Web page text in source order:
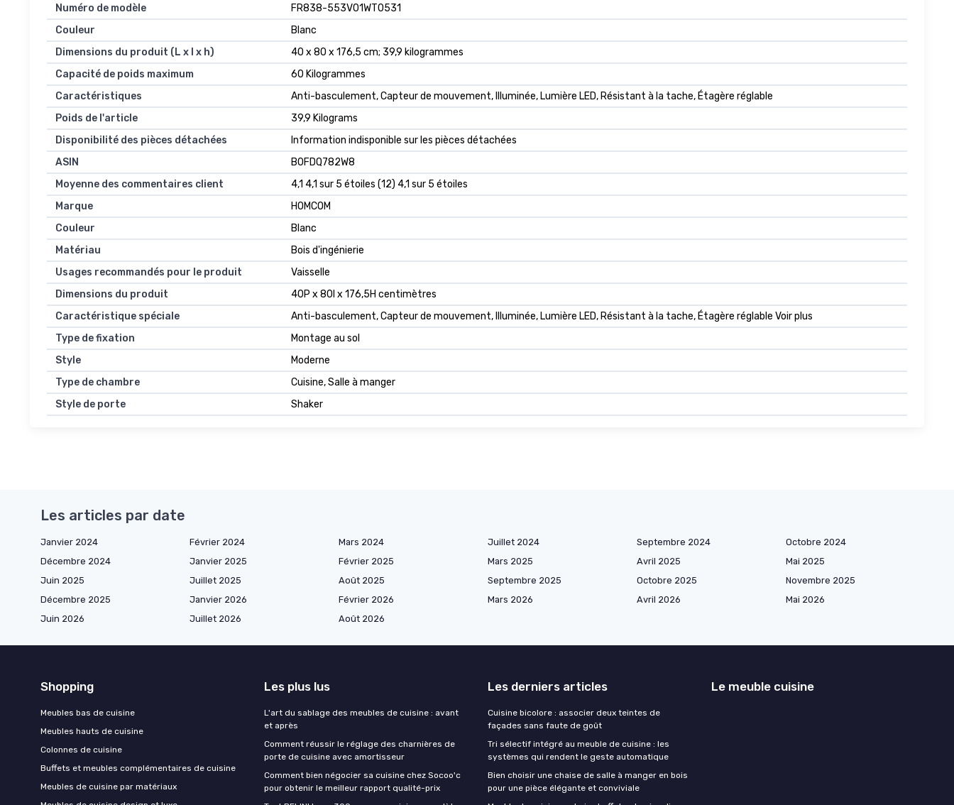
Numéro de modèle
‎FR838-553V01WT0531
Couleur
‎Blanc
Dimensions du produit (L x l x h)
‎40 x 80 x 176,5 cm; 39,9 kilogrammes
Capacité de poids maximum
‎60 Kilogrammes
Caractéristiques
‎Anti-basculement, Capteur de mouvement, Illuminée, Lumière LED, Résistant à la tache, Étagère réglable
Poids de l'article
‎39,9 Kilograms
Disponibilité des pièces détachées
‎Information indisponible sur les pièces détachées
ASIN
B0FDQ782W8
Moyenne des commentaires client
4,1 4,1 sur 5 étoiles (12) 4,1 sur 5 étoiles
Marque
HOMCOM
Couleur
Blanc
Matériau
Bois d'ingénierie
Usages recommandés pour le produit
Vaisselle
Dimensions du produit
40P x 80l x 176,5H centimètres
Caractéristique spéciale
Anti-basculement, Capteur de mouvement, Illuminée, Lumière LED, Résistant à la tache, Étagère réglable Voir plus
Type de fixation
Montage au sol
Style
Moderne
Type de chambre
Cuisine, Salle à manger
Style de porte
Shaker
Les articles par date
Janvier 2024 Février 2024 Mars 2024 Juillet 2024 Septembre 2024
Octobre 2024
Décembre 2024
Janvier 2025 Février 2025 Mars 2025 Avril 2025
Mai 2025
Juin 2025
Juillet 2025 Août 2025 Septembre 2025 Octobre 2025
Novembre 2025
Décembre 2025
Janvier 2026 Février 2026 Mars 2026 Avril 2026
Mai 2026
Juin 2026
Juillet 2026 Août 2026
Shopping
Meubles bas de cuisine
Meubles hauts de cuisine
Colonnes de cuisine
Buffets et meubles complémentaires de cuisine
Meubles de cuisine par matériaux
Les plus lus
L'art du sablage des meubles de cuisine : avant
et après
Comment réussir le réglage des charnières de
porte de cuisine avec amortisseur
Comment bien négocier sa cuisine chez Socoo'c
pour obtenir le meilleur rapport qualité-prix
Les derniers articles
Cuisine bicolore : associer deux teintes de
façades sans faute de goût
Tri sélectif intégré au meuble de cuisine : les
systèmes qui rendent le geste automatique
Bien choisir une chaise de salle à manger en bois
pour une pièce élégante et conviviale
Le meuble cuisine